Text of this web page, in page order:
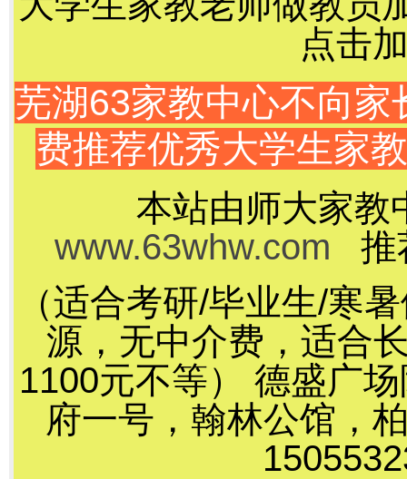
点击
芜湖63家教中心不向
费推荐优秀大学生家
本站由师大家教
www.63whw.com 推
（适合考研/毕业生/寒
源，无中介费，适合
1100元不等） 德盛广
府一号，翰林公馆，